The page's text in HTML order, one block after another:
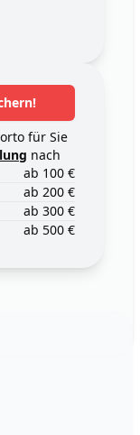
für Sie
nach
ab 100 €
ab 200 €
ab 300 €
ab 500 €